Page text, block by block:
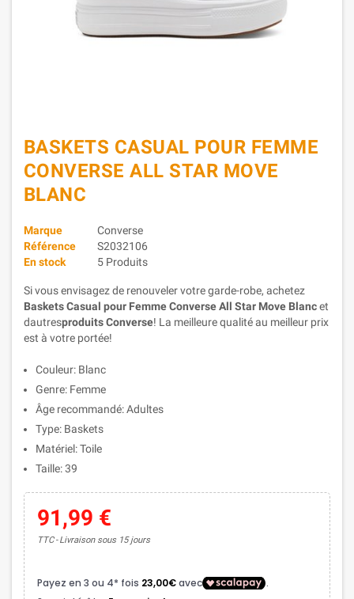
BASKETS CASUAL POUR FEMME
CONVERSE ALL STAR MOVE
BLANC
Marque
Converse
Référence
S2032106
En stock
5 Produits
Si vous envisagez de renouveler votre garde-robe, achetez
Baskets Casual pour Femme Converse All Star Move Blancet
dautresproduits Converse! La meilleure qualité au meilleur prix
est à votre portée!
Couleur: Blanc
Genre: Femme
Âge recommandé: Adultes
Type: Baskets
Matériel: Toile
Taille: 39
91,99 €
TTC Livraison sous 15 jours